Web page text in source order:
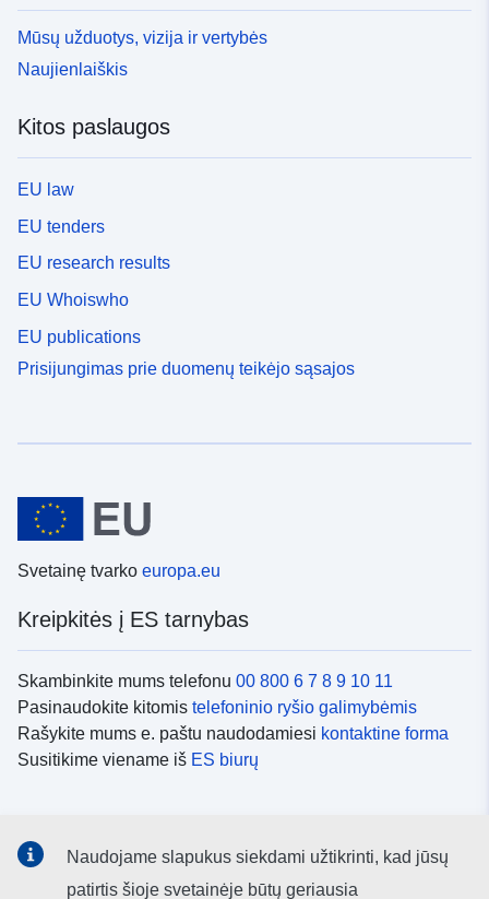
Mūsų užduotys, vizija ir vertybės
Naujienlaiškis
Kitos paslaugos
EU law
EU tenders
EU research results
EU Whoiswho
EU publications
Prisijungimas prie duomenų teikėjo sąsajos
Svetainę tvarko europa.eu
Kreipkitės į ES tarnybas
Skambinkite mums telefonu 00 800 6 7 8 9 10 11
Pasinaudokite kitomis telefoninio ryšio galimybėmis
Rašykite mums e. paštu naudodamiesi kontaktine forma
Susitikime viename iš ES biurų
socialinių tinklų kanalai
Naudojame slapukus siekdami užtikrinti, kad jūsų
patirtis šioje svetainėje būtų geriausia